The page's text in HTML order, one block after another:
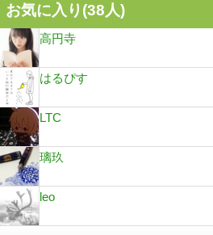
お気に入り(38人)
高円寺
はるぴす
LTC
璃玖
leo